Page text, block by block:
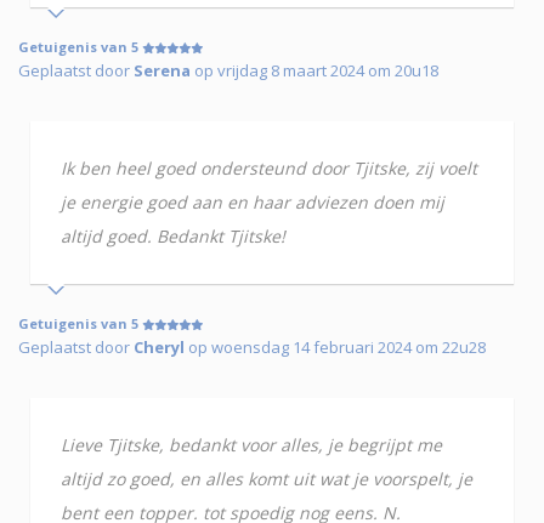
Getuigenis van 5
Geplaatst door Serena op vrijdag 8 maart 2024 om 20u18
Ik ben heel goed ondersteund door Tjitske, zij voelt
je energie goed aan en haar adviezen doen mij
altijd goed. Bedankt Tjitske!
Getuigenis van 5
Geplaatst door Cheryl op woensdag 14 februari 2024 om 22u28
Lieve Tjitske, bedankt voor alles, je begrijpt me
altijd zo goed, en alles komt uit wat je voorspelt, je
bent een topper. tot spoedig nog eens. N.